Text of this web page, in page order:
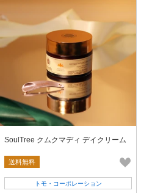
SoulTree クムクマディ デイクリーム
送料無料
トモ・コーポレーション